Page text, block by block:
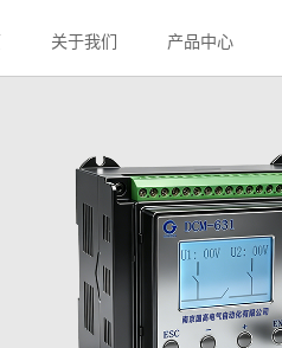
关于我们 产品中心
备自投装置